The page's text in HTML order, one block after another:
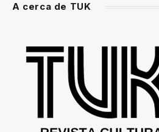
A cerca de TUK